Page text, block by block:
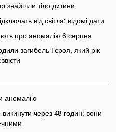
знайшли тіло дитини
від світла: відомі дати
про аномалію 6 серпня
загибель Героя, який рік
аномалію
викинути через 48 годин: вони